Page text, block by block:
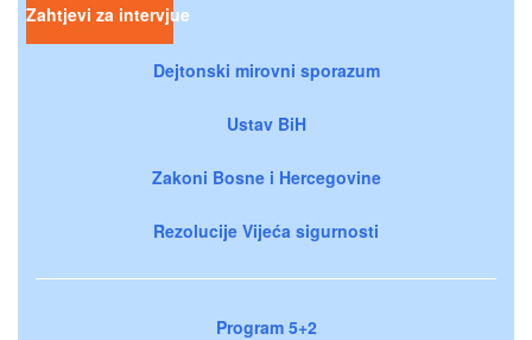
Zahtjevi za intervjue
Dejtonski mirovni sporazum
Ustav BiH
Zakoni Bosne i Hercegovine
Rezolucije Vijeća sigurnosti
Program 5+2